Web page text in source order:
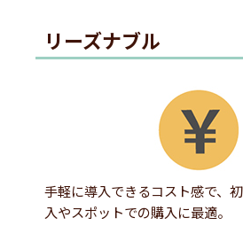
リーズナブル
手軽に導入できるコスト感で、
入やスポットでの購入に最適。